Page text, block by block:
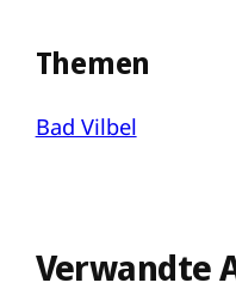
Themen
Bad Vilbel
Verwandte